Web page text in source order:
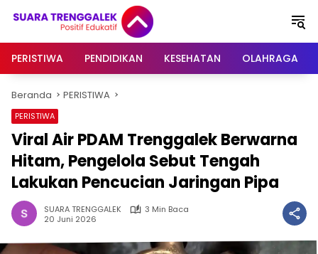
PERISTIWA
PENDIDIKAN KESEHATAN OLAHRAGA
Beranda PERISTIWA
PERISTIWA
Viral Air PDAM Trenggalek Berwarna
Hitam, Pengelola Sebut Tengah
Lakukan Pencucian Jaringan Pipa
SUARA TRENGGALEK
3 Min Baca
20 Juni 2026